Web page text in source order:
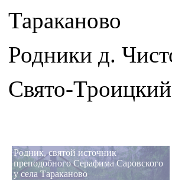
Тараканово
Родники д.
Свято-
Родник, святой источник
преподобного Серафима Саровского
у села Тараканово